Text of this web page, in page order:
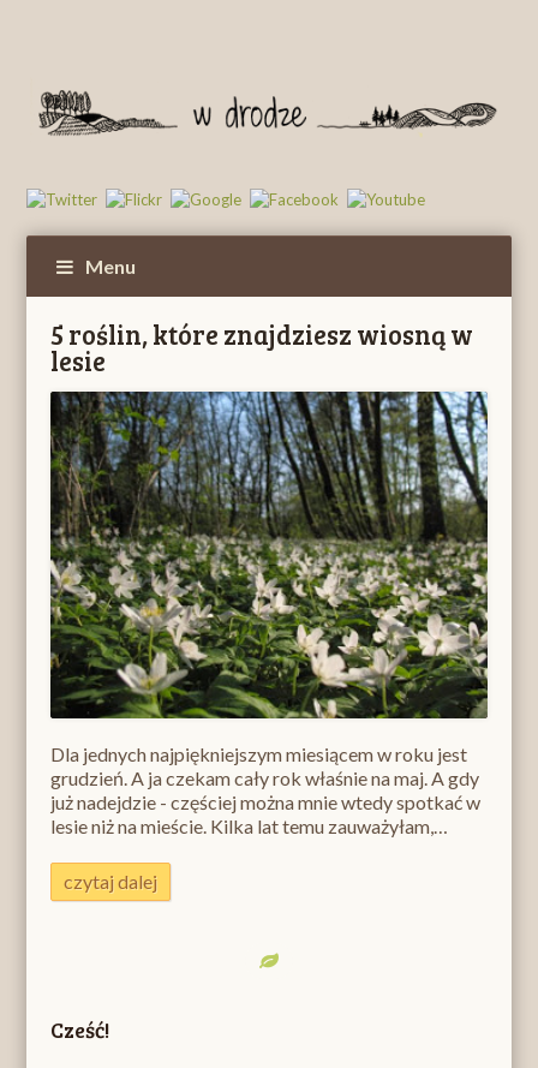
Menu
5 roślin, które znajdziesz wiosną w
lesie
Dla jednych najpiękniejszym miesiącem w roku jest
grudzień. A ja czekam cały rok właśnie na maj. A gdy
już nadejdzie - częściej można mnie wtedy spotkać w
lesie niż na mieście. Kilka lat temu zauważyłam,…
czytaj dalej
Cześć!